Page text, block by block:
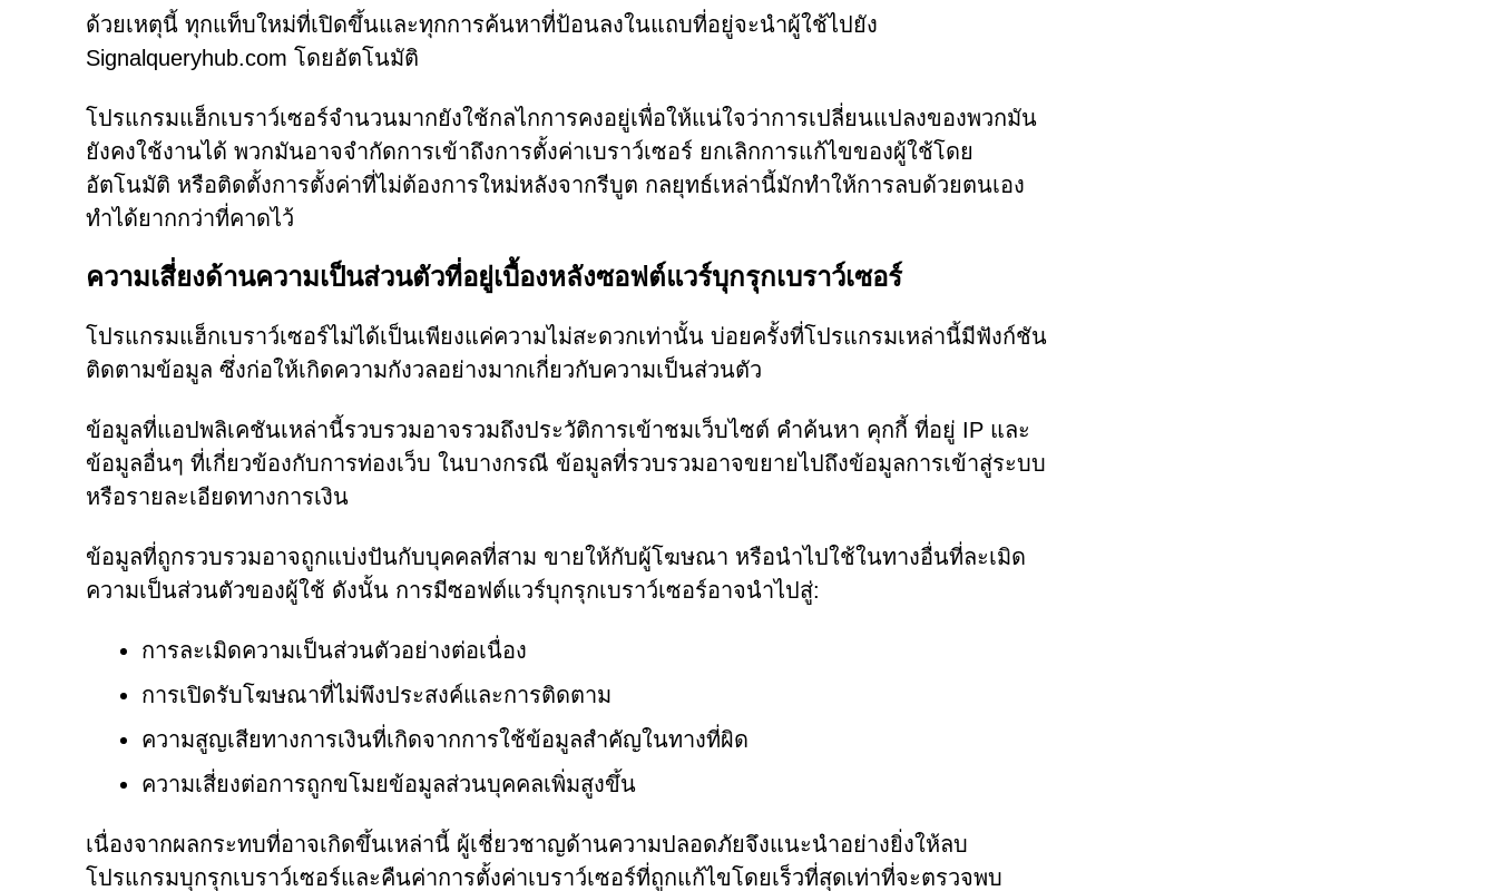
ด้วยเหตุนี้ ทุกแท็บใหม่ที่เปิดขึ้นและทุกการค้นหาที่ป้อนลงในแถบที่อยู่จะนำผู้ใช้ไปยัง
Signalqueryhub.com โดยอัตโนมัติ
โปรแกรมแฮ็กเบราว์เซอร์จำนวนมากยังใช้กลไกการคงอยู่เพื่อให้แน่ใจว่าการเปลี่ยนแปลงของพวกมัน
ยังคงใช้งานได้ พวกมันอาจจำกัดการเข้าถึงการตั้งค่าเบราว์เซอร์ ยกเลิกการแก้ไขของผู้ใช้โดย
อัตโนมัติ หรือติดตั้งการตั้งค่าที่ไม่ต้องการใหม่หลังจากรีบูต กลยุทธ์เหล่านี้มักทำให้การลบด้วยตนเอง
ทำได้ยากกว่าที่คาดไว้
ความเสี่ยงด้านความเป็นส่วนตัวที่อยู่เบื้องหลังซอฟต์แวร์บุกรุกเบราว์เซอร์
โปรแกรมแฮ็กเบราว์เซอร์ไม่ได้เป็นเพียงแค่ความไม่สะดวกเท่านั้น บ่อยครั้งที่โปรแกรมเหล่านี้มีฟังก์ชัน
ติดตามข้อมูล ซึ่งก่อให้เกิดความกังวลอย่างมากเกี่ยวกับความเป็นส่วนตัว
ข้อมูลที่แอปพลิเคชันเหล่านี้รวบรวมอาจรวมถึงประวัติการเข้าชมเว็บไซต์ คำค้นหา คุกกี้ ที่อยู่ IP และ
ข้อมูลอื่นๆ ที่เกี่ยวข้องกับการท่องเว็บ ในบางกรณี ข้อมูลที่รวบรวมอาจขยายไปถึงข้อมูลการเข้าสู่ระบบ
หรือรายละเอียดทางการเงิน
ข้อมูลที่ถูกรวบรวมอาจถูกแบ่งปันกับบุคคลที่สาม ขายให้กับผู้โฆษณา หรือนำไปใช้ในทางอื่นที่ละเมิด
ความเป็นส่วนตัวของผู้ใช้ ดังนั้น การมีซอฟต์แวร์บุกรุกเบราว์เซอร์อาจนำไปสู่:
การละเมิดความเป็นส่วนตัวอย่างต่อเนื่อง
การเปิดรับโฆษณาที่ไม่พึงประสงค์และการติดตาม
ความสูญเสียทางการเงินที่เกิดจากการใช้ข้อมูลสำคัญในทางที่ผิด
ความเสี่ยงต่อการถูกขโมยข้อมูลส่วนบุคคลเพิ่มสูงขึ้น
เนื่องจากผลกระทบที่อาจเกิดขึ้นเหล่านี้ ผู้เชี่ยวชาญด้านความปลอดภัยจึงแนะนำอย่างยิ่งให้ลบ
โปรแกรมบุกรุกเบราว์เซอร์และคืนค่าการตั้งค่าเบราว์เซอร์ที่ถูกแก้ไขโดยเร็วที่สุดเท่าที่จะตรวจพบ